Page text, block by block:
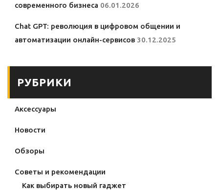
современного бизнеса 06.01.2026
Chat GPT: революция в цифровом общении и
автоматизации онлайн-сервисов 30.12.2025
РУБРИКИ
Аксессуары
Новости
Обзоры
Советы и рекомендации
Как выбирать новый гаджет